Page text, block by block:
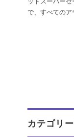
で、すべてのア
カテゴリ